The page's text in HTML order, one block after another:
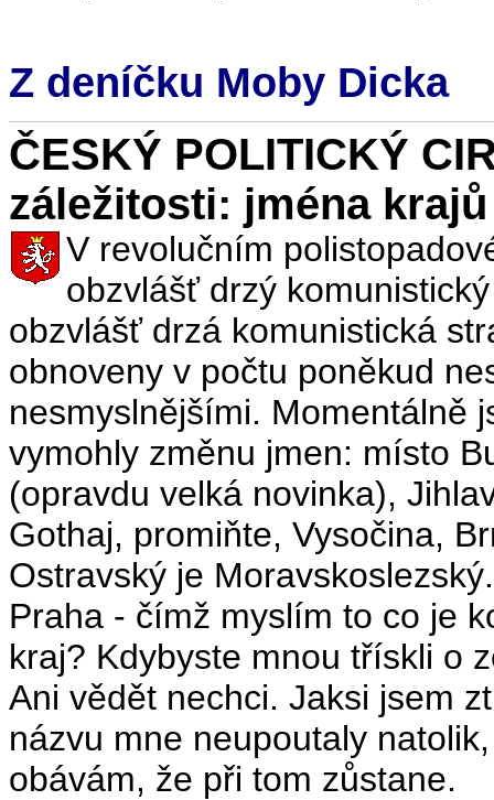
Z deníčku Moby Dicka
ČESKÝ POLITICKÝ
záležitosti: jména
V revolučním
obzvlášť drzý
obzvlášť drzá komunistická
obnoveny v počtu poněkud
nesmyslnějšími. Momentálně
vymohly změnu jmen: místo
(opravdu velká novinka),
Gothaj, promiňte, Vysočina,
Ostravský je
Praha - čímž myslím to co je
kraj? Kdybyste mnou třískli o
Ani vědět nechci. Jaksi jsem
názvu mne neupoutaly
obávám, že při tom zůstane.